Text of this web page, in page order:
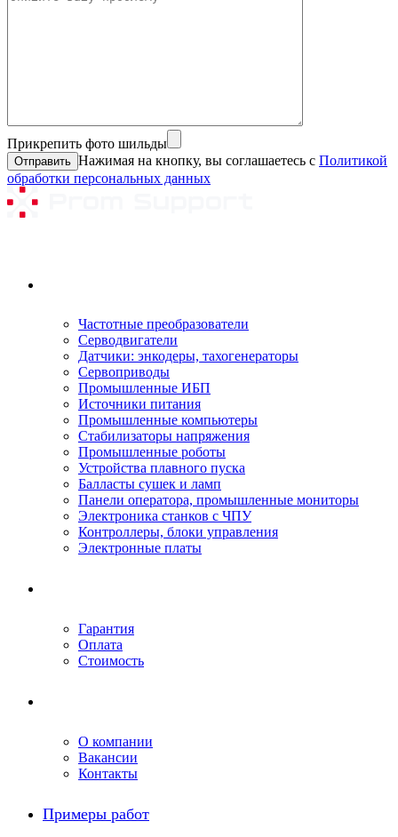
Прикрепить фото шильды
Нажимая на кнопку, вы соглашаетесь с Политикой
обработки персональных данных
Частотные преобразователи
Серводвигатели
Датчики: энкодеры, тахогенераторы
Сервоприводы
Промышленные ИБП
Источники питания
Промышленные компьютеры
Стабилизаторы напряжения
Промышленные роботы
Устройства плавного пуска
Балласты сушек и ламп
Панели оператора, промышленные мониторы
Электроника станков с ЧПУ
Контроллеры, блоки управления
Электронные платы
Гарантия
Оплата
Стоимость
О компании
Вакансии
Контакты
Примеры работ